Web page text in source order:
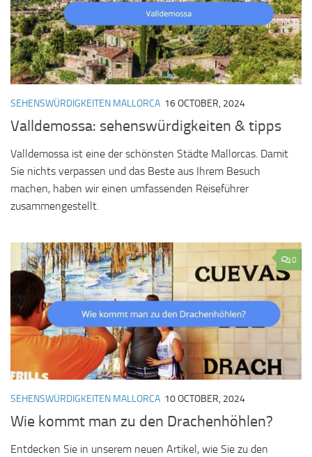
SEHENSWÜRDIGKEITEN MALLORCA 16 OCTOBER, 2024
Valldemossa: sehenswürdigkeiten & tipps
Valldemossa ist eine der schönsten Städte Mallorcas. Damit
Sie nichts verpassen und das Beste aus Ihrem Besuch
machen, haben wir einen umfassenden Reiseführer
zusammengestellt.
0
SEHENSWÜRDIGKEITEN MALLORCA 10 OCTOBER, 2024
Wie kommt man zu den Drachenhöhlen?
Entdecken Sie in unserem neuen Artikel, wie Sie zu den